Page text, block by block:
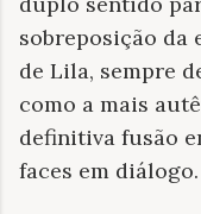
sobreposição da
de Lila, sempre
como a mais
definitiva fusão
faces em diálogo.